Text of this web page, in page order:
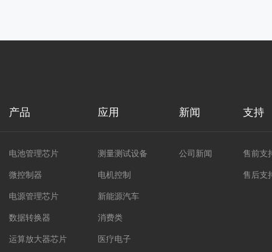
产品
电池管理芯片
微控制器
电源管理芯片
数据转换器
运算放大器芯片
应用
测量测试设备
电机控制
新能源汽车
消费类
医疗电子
新闻
公司新闻
支持
售前支
售后支